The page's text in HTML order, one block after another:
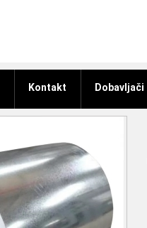
Kontakt Dobavljači